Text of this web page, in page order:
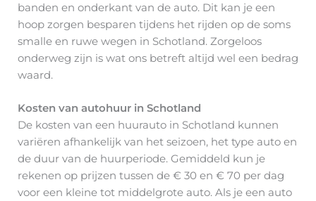
banden en onderkant van de auto. Dit kan je een
hoop zorgen besparen tijdens het rijden op de soms
smalle en ruwe wegen in Schotland. Zorgeloos
onderweg zijn is wat ons betreft altijd wel een bedrag
waard.
Kosten van autohuur in Schotland
De kosten van een huurauto in Schotland kunnen
variëren afhankelijk van het seizoen, het type auto en
de duur van de huurperiode. Gemiddeld kun je
rekenen op prijzen tussen de € 30 en € 70 per dag
voor een kleine tot middelgrote auto. Als je een auto